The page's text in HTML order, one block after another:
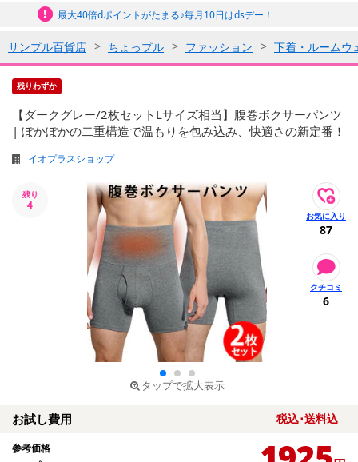
最大40倍dポイントがたまる♪毎月10日はdsデー！
サンプル百貨店 ちょっプル ファッション 下着・ルームウ
残りわずか
【ダークグレー/2枚セットLサイズ相当】腹巻ボクサーパンツ
| ぽかぽかの二重構造で温もりを包み込み、快適さの新定番！
イオプラスショップ
残り
4
タップで拡大表示
87
6
お試し費用 税込･送料込
参考価格